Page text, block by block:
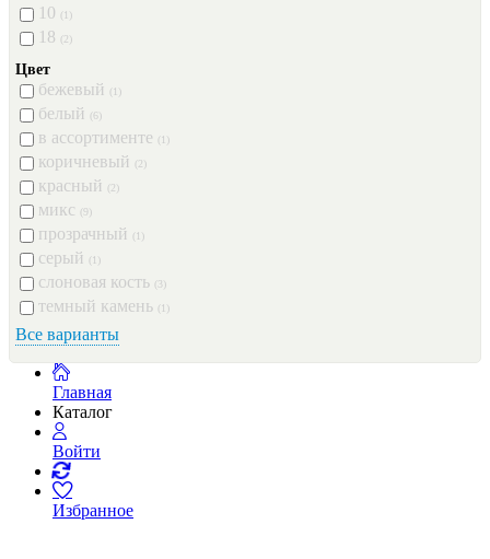
10 (1)
18 (2)
Цвет
бежевый (1)
белый (6)
в ассортименте (1)
коричневый (2)
красный (2)
микс (9)
прозрачный (1)
серый (1)
слоновая кость (3)
темный камень (1)
Все варианты
Главная
Каталог
Войти
Избранное